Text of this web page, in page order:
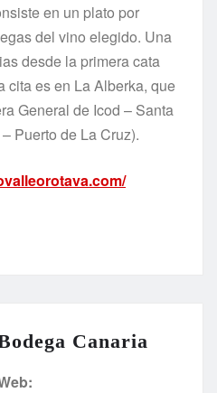
en un plato por
del vino elegido. Una
desde la primera cata
cita es en La Alberka, que
General de Icod – Santa
Puerto de La Cruz).
Canaria